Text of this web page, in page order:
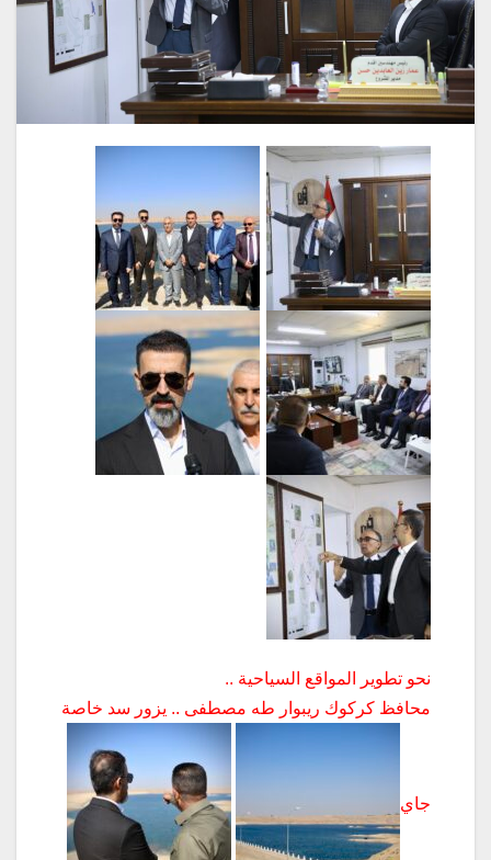
نحو تطوير المواقع السياحية ..
محافظ كركوك ريبوار طه مصطفى .. يزور سد خاصة
جاي